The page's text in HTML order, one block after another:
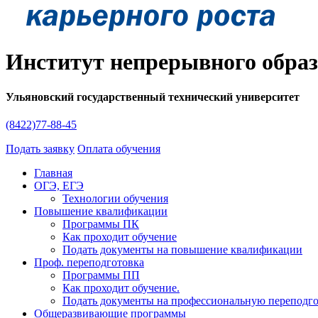
Институт непрерывного
Ульяновский государственный технический университет
(8422)77-88-45
Подать заявку Оплата обучения
Главная
ОГЭ, ЕГЭ
Технологии обучения
Повышение квалификации
Программы ПК
Как проходит обучение
Подать документы на повышение квалификации
Проф. переподготовка
Программы ПП
Как проходит обучение.
Подать документы на профессиональную
Общеразвивающие программы